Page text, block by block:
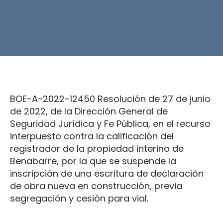
BOE-A-2022-12450 Resolución de 27 de junio
de 2022, de la Dirección General de
Seguridad Jurídica y Fe Pública, en el recurso
interpuesto contra la calificación del
registrador de la propiedad interino de
Benabarre, por la que se suspende la
inscripción de una escritura de declaración
de obra nueva en construcción, previa
segregación y cesión para vial.